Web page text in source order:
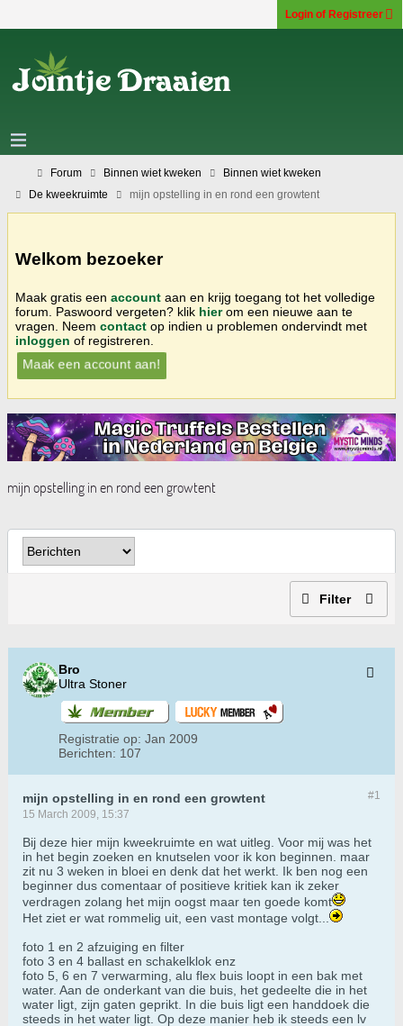
Login of Registreer
Forum Binnen wiet kweken
Binnen wiet kweken
De kweekruimte
mijn opstelling in en rond een growtent
Welkom bezoeker
Maak gratis een account aan en krijg toegang tot het volledige
forum. Paswoord vergeten? klik hierom een nieuwe aan te
vragen. Neem contact op indien u problemen ondervindt met
inloggen of registreren.
Maak een account aan!
mijn opstelling in en rond een growtent
Filter
Bro
Ultra Stoner
Registratie op: Jan 2009
Berichten: 107
#1
mijn opstelling in en rond een growtent
15 March 2009, 15:37
Bij deze hier mijn kweekruimte en wat uitleg. Voor mij was het
in het begin zoeken en knutselen voor ik kon beginnen. maar
zit nu 3 weken in bloei en denk dat het werkt. Ik ben nog een
beginner dus comentaar of positieve kritiek kan ik zeker
verdragen zolang het mijn oogst maar ten goede komt
Het ziet er wat rommelig uit, een vast montage volgt...
foto 1 en 2 afzuiging en filter
foto 3 en 4 ballast en schakelklok enz
foto 5, 6 en 7 verwarming, alu flex buis loopt in een bak met
water. Aan de onderkant van die buis, het gedeelte die in het
water ligt, zijn gaten geprikt. In die buis ligt een handdoek die
steeds in het water ligt. Op deze manier heb ik steeds een lv